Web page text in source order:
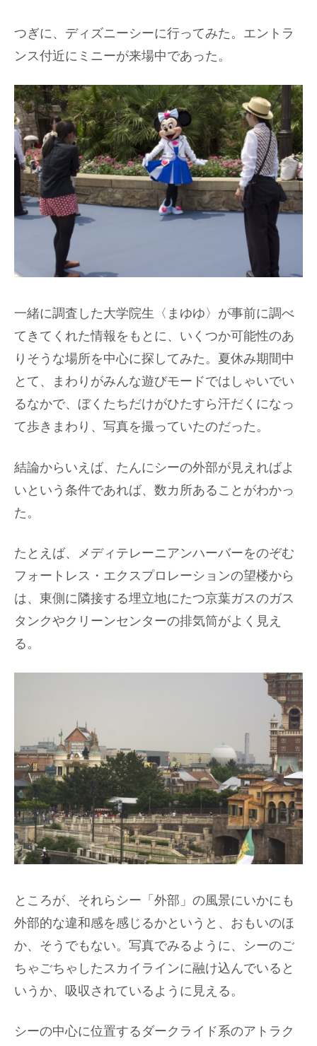
つぎに、ディズニーシーに行ってみた。エントラ
ンス付近にミニーが来場中であった。
一緒に調査した大学院生〈まゆゆ〉が事前に調べ
てきてくれた情報をもとに、いくつか可能性のあ
りそうな場所を中心に探してみた。夏休み期間中
とて、まわりがみんな遊びモードではしゃいでい
るなかで、ぼくたちだけがひたすら汗だくになっ
て歩きまわり、写真を撮っていたのだった。
結論からいえば、たんにシーの外部が見えればよ
いという条件であれば、数カ所あることがわかっ
た。
たとえば、メディテレーニアンハーバーをのぞむ
フォートレス・エクスプロレーションの望楼から
は、東側に隣接する埋立地にたつ京葉ガスのガス
タンクやクリーンセンターの排気筒がよく見え
る。
ところが、それらシー「外部」の風景にいかにも
外部的な違和感を感じるかというと、おもいのほ
か、そうでもない。写真でみるように、シーのご
ちゃごちゃしたスカイラインに融け込んでいると
いうか、吸収されているように見える。
シーの中心に位置するダークライド系のアトラク